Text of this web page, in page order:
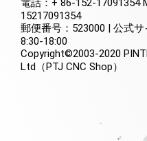
電話：+ 86-152-17091354
15217091354
郵便番号：523000 | 公式
8:30-18:00
Copyright©2003-2020
Ltd（PTJ CNC Shop）